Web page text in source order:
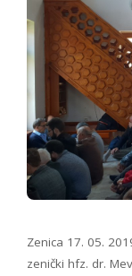
Zenica 17. 05.
zenički hfz. dr.